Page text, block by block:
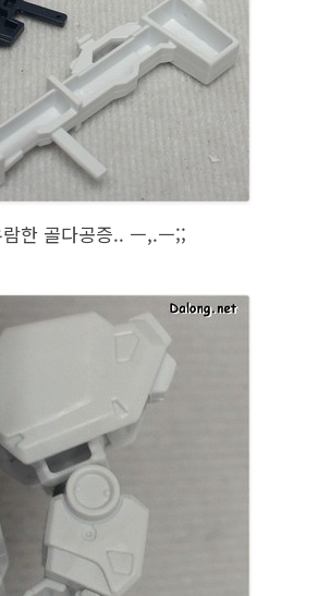
한 골다공증.. ㅡ,.ㅡ;;